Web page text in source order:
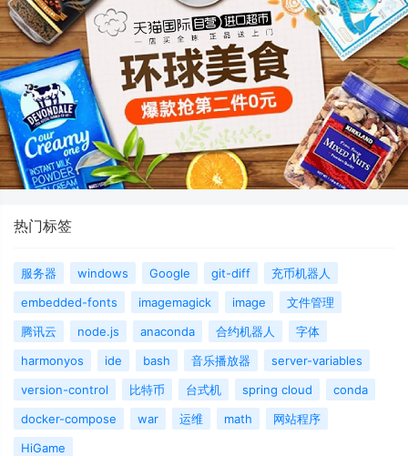
热门标签
服务器 windows Google git-diff
充币机器人
embedded-fonts
imagemagick image
文件管理
腾讯云
node.js anaconda 合约机器人
字体
harmonyos
ide bash 音乐播放器
server-variables
version-control
比特币 台式机 spring cloud
conda
docker-compose
war 运维 math
网站程序
HiGame